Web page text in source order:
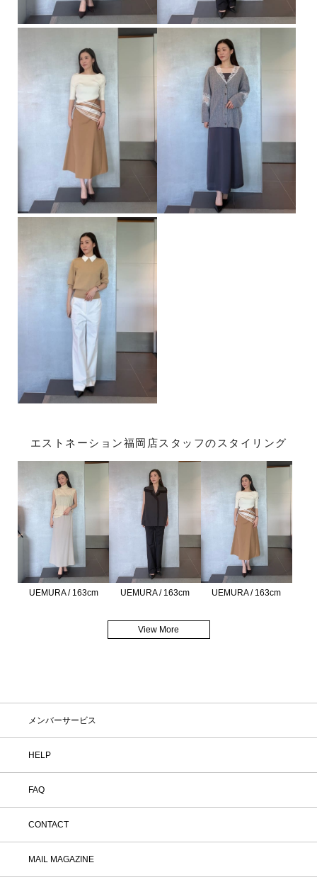
エストネーション福岡店スタッフのスタイリング
UEMURA / 163cm UEMURA / 163cm UEMURA / 163cm
View More
メンバーサービス
HELP
FAQ
CONTACT
MAIL MAGAZINE